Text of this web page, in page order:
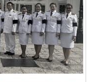
making workshop
Processing
a Learning by Doing
experience
including the
raw materials,
ยั่งยืนกิจกรรมดังกล่าวได้
ะผู้สนใจด้านการเพาะ
ำคัญในการแลกเปลี่ยน
ภาคอุตสาหกรรม เพื่อร่วม
พยากรทางน้ำของ
Industry–
Lecture on the
จริง พร้อมแบ่งปันองค์
ฒนาอุตสาหกรรมประมง
นอแนวคิดในการเสริม
นการผลิตบัณฑิต การ
ชีพ และการต่อยอดงาน
กนี้ คณะฯ ยังได้หารือถึง
อาทิ การเป็นวิทยากร